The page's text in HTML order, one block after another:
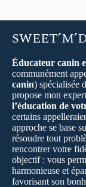
Éducateur canin
communément
canin) spécialisée
propose mon
l’éducation de
certains
approche se base
résoudre tout
rencontrer votre
objectif : vous
harmonieuse et
favorisant son